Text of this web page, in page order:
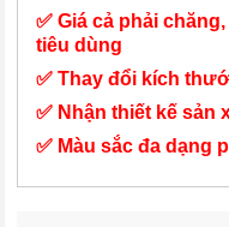
✅ Giá cả phải
tiêu dùng
✅ Thay đổi kích
✅ Nhận thiết kế sản
✅ Màu sắc đa dạng